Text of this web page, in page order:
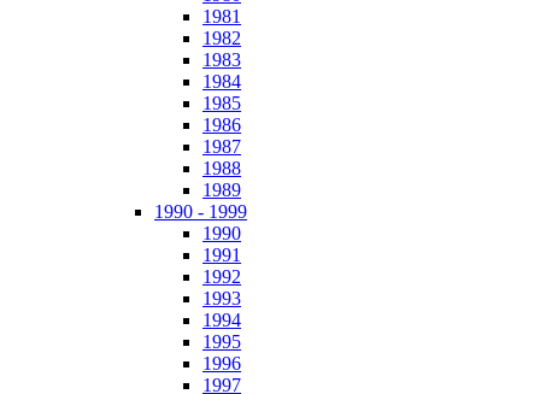
1981
1982
1983
1984
1985
1986
1987
1988
1989
1990 - 1999
1990
1991
1992
1993
1994
1995
1996
1997